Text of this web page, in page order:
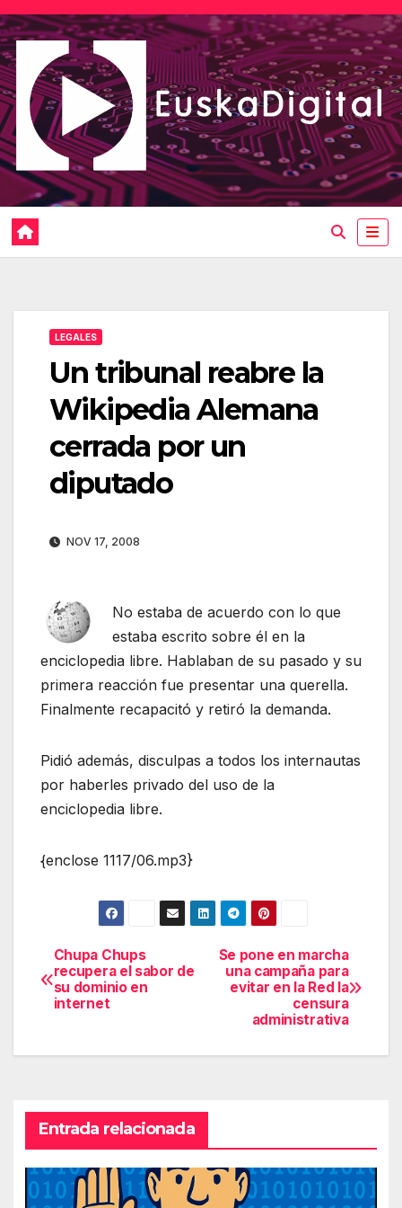
Saltar
al
contenido
LEGALES
Un tribunal reabre la
Wikipedia Alemana
cerrada por un
diputado
NOV 17, 2008
No estaba de acuerdo con lo que
estaba escrito sobre él en la
enciclopedia libre. Hablaban de su pasado y su
primera reacción fue presentar una querella.
Finalmente recapacitó y retiró la demanda.
Pidió además, disculpas a todos los internautas
por haberles privado del uso de la
enciclopedia libre.
{enclose 1117/06.mp3}
Navegación
de
Se pone en marcha
una campaña para
evitar en la Red la
censura
administrativa
Chupa Chups
recupera el sabor de
su dominio en
internet
Entrada relacionada